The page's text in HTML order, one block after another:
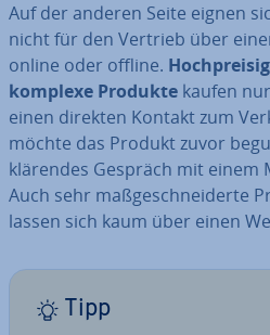
Auf der anderen Seite eignen
nicht für den Vertrieb über
online oder offline.
komplexe Produkte kaufen
einen direkten Kontakt zum
möchte das Produkt zuvor
klärendes Gespräch mit
Auch sehr maß­ge­schnei­der­te
lassen sich kaum über einen
Tipp